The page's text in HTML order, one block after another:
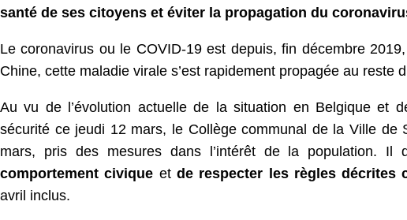
santé de ses citoyens et éviter la propagation du
Le coronavirus ou le COVID-19 est depuis, fin décembre
Chine, cette maladie virale s’est rapidement propagée au reste
Au vu de l’évolution actuelle de la situation en Belgique et
sécurité ce jeudi 12 mars, le Collège communal de la Ville
mars, pris des mesures dans l’intérêt de la population. Il
comportement civique et de respecter les règles décrites
avril inclus.